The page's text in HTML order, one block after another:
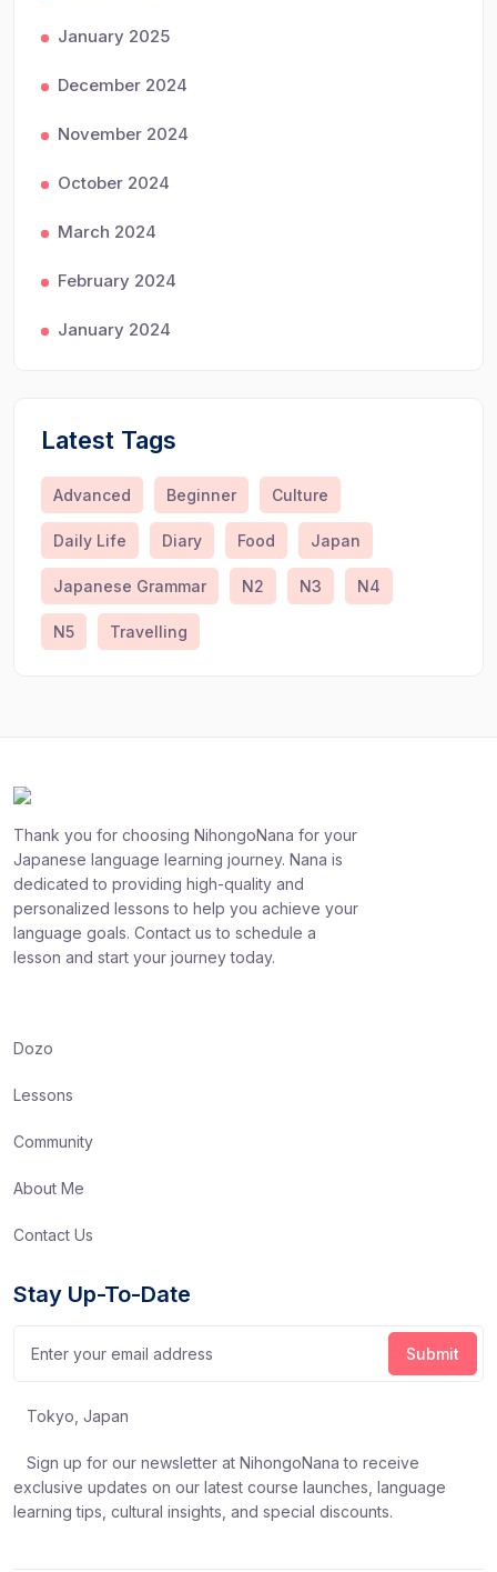
January 2025
December 2024
November 2024
October 2024
March 2024
February 2024
January 2024
Latest Tags
Advanced Beginner Culture
Daily Life Diary Food Japan
Japanese Grammar N2 N3 N4
N5 Travelling
Thank you for choosing NihongoNana for your
Japanese language learning journey. Nana is
dedicated to providing high-quality and
personalized lessons to help you achieve your
language goals. Contact us to schedule a
lesson and start your journey today.
Dozo
Lessons
Community
About Me
Contact Us
Stay Up-To-Date
Tokyo, Japan
Sign up for our newsletter at NihongoNana to receive
exclusive updates on our latest course launches, language
learning tips, cultural insights, and special discounts.